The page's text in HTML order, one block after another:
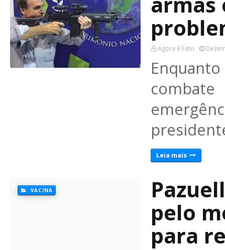
Agora é Fato
Leia mais
VACINA
pelo
para